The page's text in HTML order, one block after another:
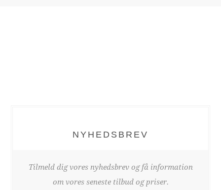
NYHEDSBREV
Tilmeld dig vores nyhedsbrev og få information
om vores seneste tilbud og priser.